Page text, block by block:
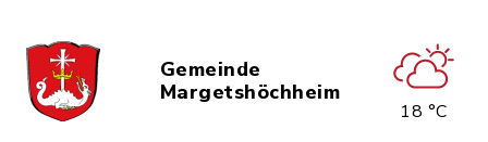
Gemeinde
Margetshöchheim
18 °C